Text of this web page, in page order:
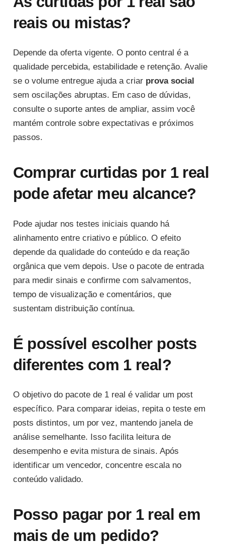
reais ou mistas?
Depende da oferta vigente. O ponto central é a
qualidade percebida, estabilidade e retenção. Avalie
se o volume entregue ajuda a criar prova social
sem oscilações abruptas. Em caso de dúvidas,
consulte o suporte antes de ampliar, assim você
mantém controle sobre expectativas e próximos
passos.
Comprar curtidas por 1 real
pode afetar meu alcance?
Pode ajudar nos testes iniciais quando há
alinhamento entre criativo e público. O efeito
depende da qualidade do conteúdo e da reação
orgânica que vem depois. Use o pacote de entrada
para medir sinais e confirme com salvamentos,
tempo de visualização e comentários, que
sustentam distribuição contínua.
É possível escolher posts
diferentes com 1 real?
O objetivo do pacote de 1 real é validar um post
específico. Para comparar ideias, repita o teste em
posts distintos, um por vez, mantendo janela de
análise semelhante. Isso facilita leitura de
desempenho e evita mistura de sinais. Após
identificar um vencedor, concentre escala no
conteúdo validado.
Posso pagar por 1 real em
mais de um pedido?